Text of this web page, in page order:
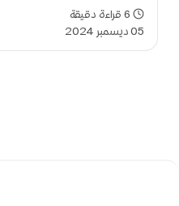
05 ديسمبر 2024
6 قراءة دقيقة